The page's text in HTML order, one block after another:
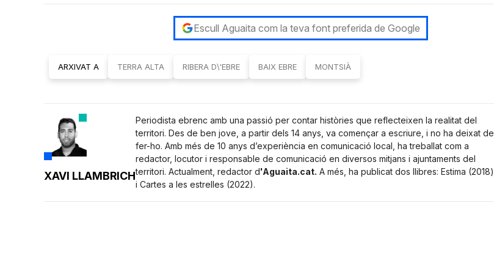
Escull Aguaita com la teva font preferida de Google
ARXIVAT A TERRA ALTA RIBERA D\'EBRE BAIX EBRE MONTSIÀ
XAVI LLAMBRICH
Periodista ebrenc amb una passió per contar històries que reflecteixen la realitat del
territori. Des de ben jove, a partir dels 14 anys, va començar a escriure, i no ha deixat de
fer-ho. Amb més de 10 anys d’experiència en comunicació local, ha treballat com a
redactor, locutor i responsable de comunicació en diversos mitjans i ajuntaments del
territori. Actualment, redactor d'Aguaita.cat. A més, ha publicat dos llibres: Estima (2018)
i Cartes a les estrelles (2022).